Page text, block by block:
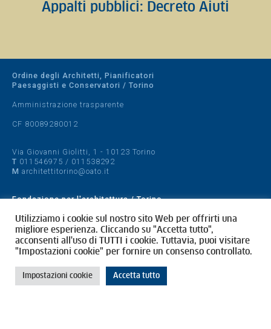
Appalti pubblici: Decreto Aiuti
Ordine degli Architetti, Pianificatori
Paesaggisti e Conservatori / Torino
Amministrazione trasparente
CF 80089280012
Via Giovanni Giolitti, 1 - 10123 Torino
T 011546975 / 011538292
M architettitorino@oato.it
Fondazione per l'architettura / Torino
Designed by quattrolinee.it
Cookie Policy
Privacy Policy
Utilizziamo i cookie sul nostro sito Web per offrirti una
migliore esperienza. Cliccando su "Accetta tutto",
acconsenti all'uso di TUTTI i cookie. Tuttavia, puoi visitare
"Impostazioni cookie" per fornire un consenso controllato.
Impostazioni cookie Accetta tutto